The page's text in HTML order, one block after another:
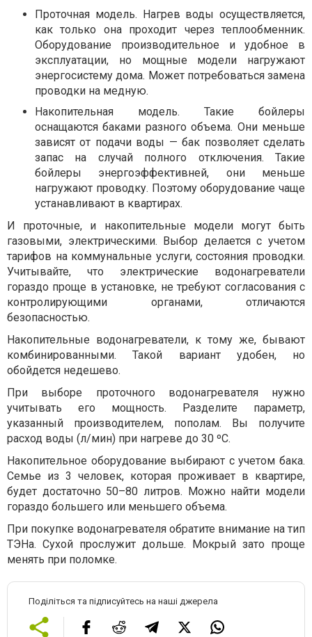
Проточная модель. Нагрев воды осуществляется,
как только она проходит через теплообменник.
Оборудование производительное и удобное в
эксплуатации, но мощные модели нагружают
энергосистему дома. Может потребоваться замена
проводки на медную.
Накопительная модель. Такие бойлеры
оснащаются баками разного объема. Они меньше
зависят от подачи воды — бак позволяет сделать
запас на случай полного отключения. Такие
бойлеры энергоэффективней, они меньше
нагружают проводку. Поэтому оборудование чаще
устанавливают в квартирах.
И проточные, и накопительные модели могут быть
газовыми, электрическими. Выбор делается с учетом
тарифов на коммунальные услуги, состояния проводки.
Учитывайте, что электрические водонагреватели
гораздо проще в установке, не требуют согласования с
контролирующими органами, отличаются
безопасностью.
Накопительные водонагреватели, к тому же, бывают
комбинированными. Такой вариант удобен, но
обойдется недешево.
При выборе проточного водонагревателя нужно
учитывать его мощность. Разделите параметр,
указанный производителем, пополам. Вы получите
расход воды (л/мин) при нагреве до 30 ºС.
Накопительное оборудование выбирают с учетом бака.
Семье из 3 человек, которая проживает в квартире,
будет достаточно 50–80 литров. Можно найти модели
гораздо большего или меньшего объема.
При покупке водонагревателя обратите внимание на тип
ТЭНа. Сухой прослужит дольше. Мокрый зато проще
менять при поломке.
Поділіться та підписуйтесь на наші джерела